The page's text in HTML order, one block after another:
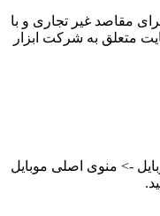
مقاصد غیر تجاری و با
متعلق به شرکت ابزار
-> منوی اصلی موبایل